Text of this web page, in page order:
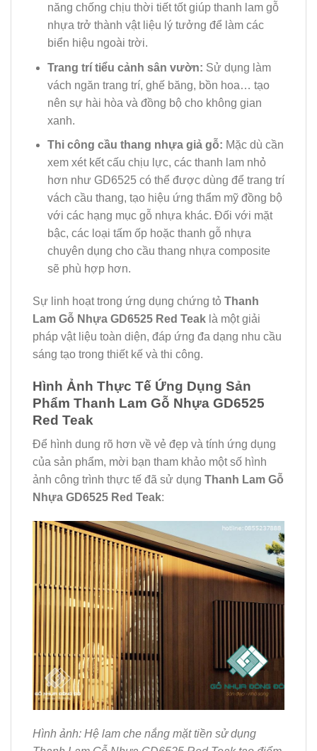
năng chống chịu thời tiết tốt giúp thanh lam gỗ
nhựa trở thành vật liệu lý tưởng để làm các
biển hiệu ngoài trời.
Trang trí tiểu cảnh sân vườn: Sử dụng làm
vách ngăn trang trí, ghế băng, bồn hoa… tạo
nên sự hài hòa và đồng bộ cho không gian
xanh.
Thi công cầu thang nhựa giả gỗ: Mặc dù cần
xem xét kết cấu chịu lực, các thanh lam nhỏ
hơn như GD6525 có thể được dùng để trang trí
vách cầu thang, tạo hiệu ứng thẩm mỹ đồng bộ
với các hạng mục gỗ nhựa khác. Đối với mặt
bậc, các loại tấm ốp hoặc thanh gỗ nhựa
chuyên dụng cho cầu thang nhựa composite
sẽ phù hợp hơn.
Sự linh hoạt trong ứng dụng chứng tỏ Thanh
Lam Gỗ Nhựa GD6525 Red Teak là một giải
pháp vật liệu toàn diện, đáp ứng đa dạng nhu cầu
sáng tạo trong thiết kế và thi công.
Hình Ảnh Thực Tế Ứng Dụng Sản
Phẩm Thanh Lam Gỗ Nhựa GD6525
Red Teak
Để hình dung rõ hơn về vẻ đẹp và tính ứng dụng
của sản phẩm, mời bạn tham khảo một số hình
ảnh công trình thực tế đã sử dụng Thanh Lam Gỗ
Nhựa GD6525 Red Teak:
Hình ảnh: Hệ lam che nắng mặt tiền sử dụng